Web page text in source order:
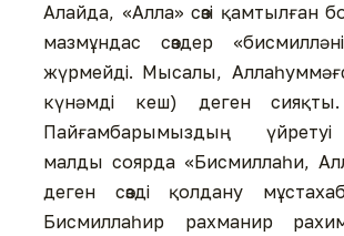
Алайда, «Алла» сөзі қамтылған
мазмұндас сөздер
жүрмейді. Мысалы,
күнәмді кеш) деген
Пайғамбарымыздың
малды соярда «Бисмиллаһи,
деген сөзді қолдану
Бисмиллаһир рахманир